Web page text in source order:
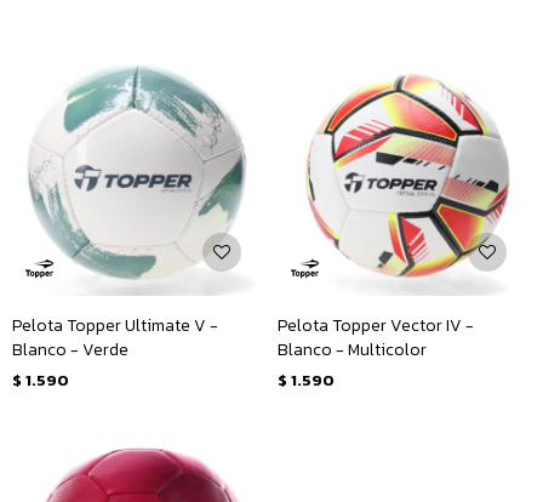
Pelota Topper Ultimate V -
Blanco - Verde
$ 1.590
Pelota Topper Vector IV -
Blanco - Multicolor
$ 1.590